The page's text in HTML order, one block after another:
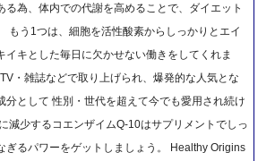
る為、体内での代謝を高めることで、ダイエット
もう1つは、細胞を活性酸素からしっかりとエイ
イキとした毎日に欠かせない働きをしてくれま
・雑誌などで取り上げられ、爆発的な人気とな
分として 性別・世代を超えて今でも愛用され続け
減少するコエンザイムQ-10はサプリメントでしっ
ぎるパワーをゲットしましょう。 Healthy Origins